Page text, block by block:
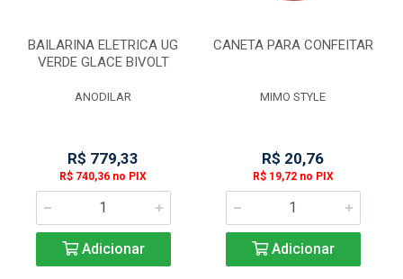
BAILARINA ELETRICA UG
VERDE GLACE BIVOLT
ANODILAR
R$ 779,33
R$ 740,36 no PIX
Adicionar
CANETA PARA CONFEITAR
MIMO STYLE
R$ 20,76
R$ 19,72 no PIX
Adicionar